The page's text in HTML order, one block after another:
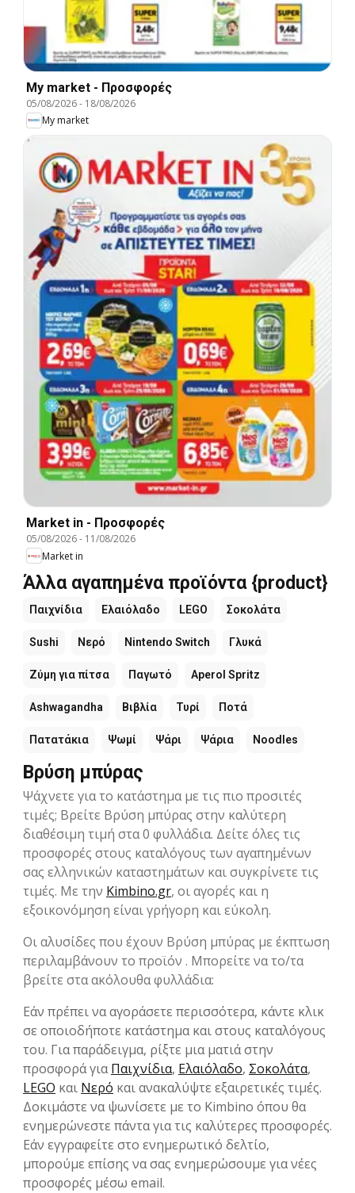
My market - Προσφορές
05/08/2026- 18/08/2026
My market
Market in - Προσφορές
05/08/2026- 11/08/2026
Market in
Άλλα αγαπημένα προϊόντα {product}
Παιχνίδια Ελαιόλαδο LEGO Σοκολάτα
Sushi Νερό Nintendo Switch Γλυκά
Ζύμη για πίτσα Παγωτό Aperol Spritz
Ashwagandha Βιβλία Τυρί Ποτά
Πατατάκια Ψωμί Ψάρι Ψάρια Noodles
Βρύση μπύρας
Ψάχνετε για το κατάστημα με τις πιο προσιτές
τιμές; Βρείτε Βρύση μπύρας στην καλύτερη
διαθέσιμη τιμή στα 0 φυλλάδια. Δείτε όλες τις
προσφορές στους καταλόγους των αγαπημένων
σας ελληνικών καταστημάτων και συγκρίνετε τις
τιμές. Με την Kimbino.gr, οι αγορές και η
εξοικονόμηση είναι γρήγορη και εύκολη.
Οι αλυσίδες που έχουν Βρύση μπύρας με έκπτωση
περιλαμβάνουν το προϊόν . Μπορείτε να το/τα
βρείτε στα ακόλουθα φυλλάδια:
Εάν πρέπει να αγοράσετε περισσότερα, κάντε κλικ
σε οποιοδήποτε κατάστημα και στους καταλόγους
του. Για παράδειγμα, ρίξτε μια ματιά στην
προσφορά γιαΠαιχνίδια, Ελαιόλαδο, Σοκολάτα,
LEGO και Νερό και ανακαλύψτε εξαιρετικές τιμές.
Δοκιμάστε να ψωνίσετε με το Kimbino όπου θα
ενημερώνεστε πάντα για τις καλύτερες προσφορές.
Εάν εγγραφείτε στο ενημερωτικό δελτίο,
μπορούμε επίσης να σας ενημερώσουμε για νέες
προσφορές μέσω email.